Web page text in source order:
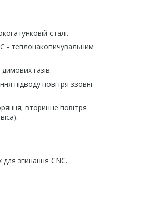
сталі.
- теплонакопичувальним
газів.
підводу повітря ззовні
вторинне повітря
згинання CNC.